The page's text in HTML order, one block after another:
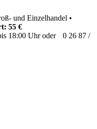
und Einzelhandel •
55 €
18:00 Uhr oder
0 26 87 /